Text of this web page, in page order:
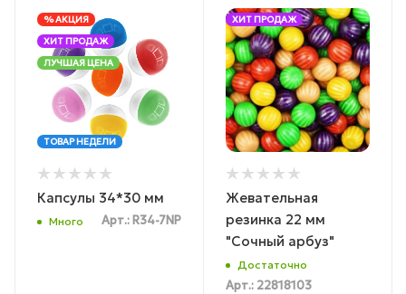
% АКЦИЯ
ХИТ ПРОДАЖ
ЛУЧШАЯ ЦЕНА
ТОВАР НЕДЕЛИ
Капсулы 34*30 мм
Много Арт.: R34-7NP
ХИТ ПРОДАЖ
Жевательная
резинка 22 мм
"Сочный арбуз"
Достаточно
Арт.: 22818103